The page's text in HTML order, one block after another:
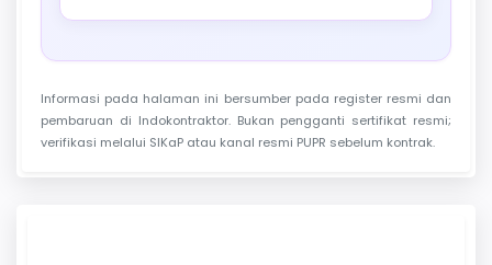
Informasi pada halaman ini bersumber pada register resmi dan
pembaruan di Indokontraktor. Bukan pengganti sertifikat resmi;
verifikasi melalui SIKaP atau kanal resmi PUPR sebelum kontrak.